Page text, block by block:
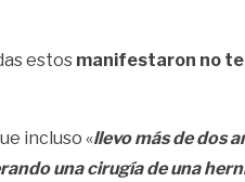
estos manifestaron no
incluso «llevo más de dos
una cirugía de una